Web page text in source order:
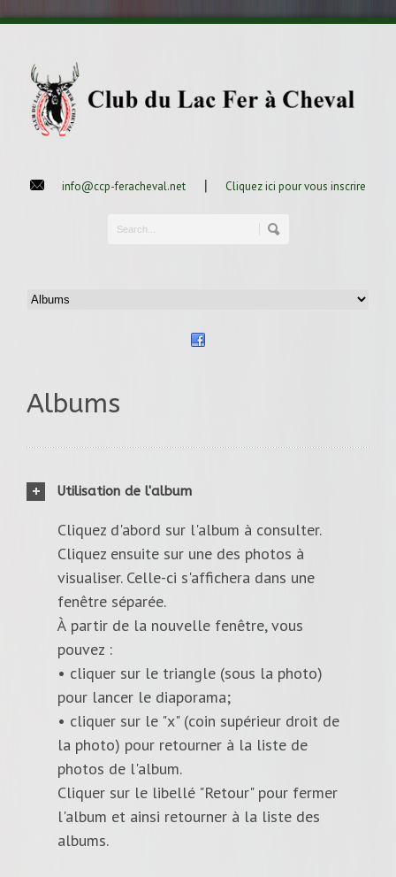
info@ccp-feracheval.net | Cliquez ici pour vous inscrire
Albums
Utilisation de l'album
Cliquez d'abord sur l'album à consulter.
Cliquez ensuite sur une des photos à
visualiser. Celle-ci s'affichera dans une
fenêtre séparée.
À partir de la nouvelle fenêtre, vous
pouvez :
• cliquer sur le triangle (sous la photo)
pour lancer le diaporama;
• cliquer sur le "x" (coin supérieur droit de
la photo) pour retourner à la liste de
photos de l'album.
Cliquer sur le libellé "Retour" pour fermer
l'album et ainsi retourner à la liste des
albums.